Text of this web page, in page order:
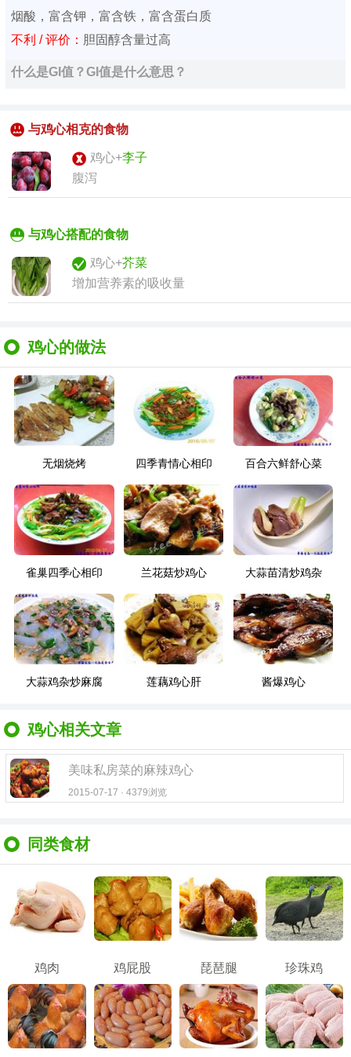
烟酸，富含钾，富含铁，富含蛋白质
不利 / 评价： 胆固醇含量过高
什么是GI值？GI值是什么意思？
与鸡心相克的食物
鸡心+李子
腹泻
与鸡心搭配的食物
鸡心+芥菜
增加营养素的吸收量
鸡心的做法
无烟烧烤 四季青情心相印 百合六鲜舒心菜
雀巢四季心相印 兰花菇炒鸡心 大蒜苗清炒鸡杂
大蒜鸡杂炒麻腐 莲藕鸡心肝 酱爆鸡心
鸡心相关文章
美味私房菜的麻辣鸡心
2015-07-17 · 4379浏览
同类食材
鸡肉 鸡屁股 琵琶腿 珍珠鸡